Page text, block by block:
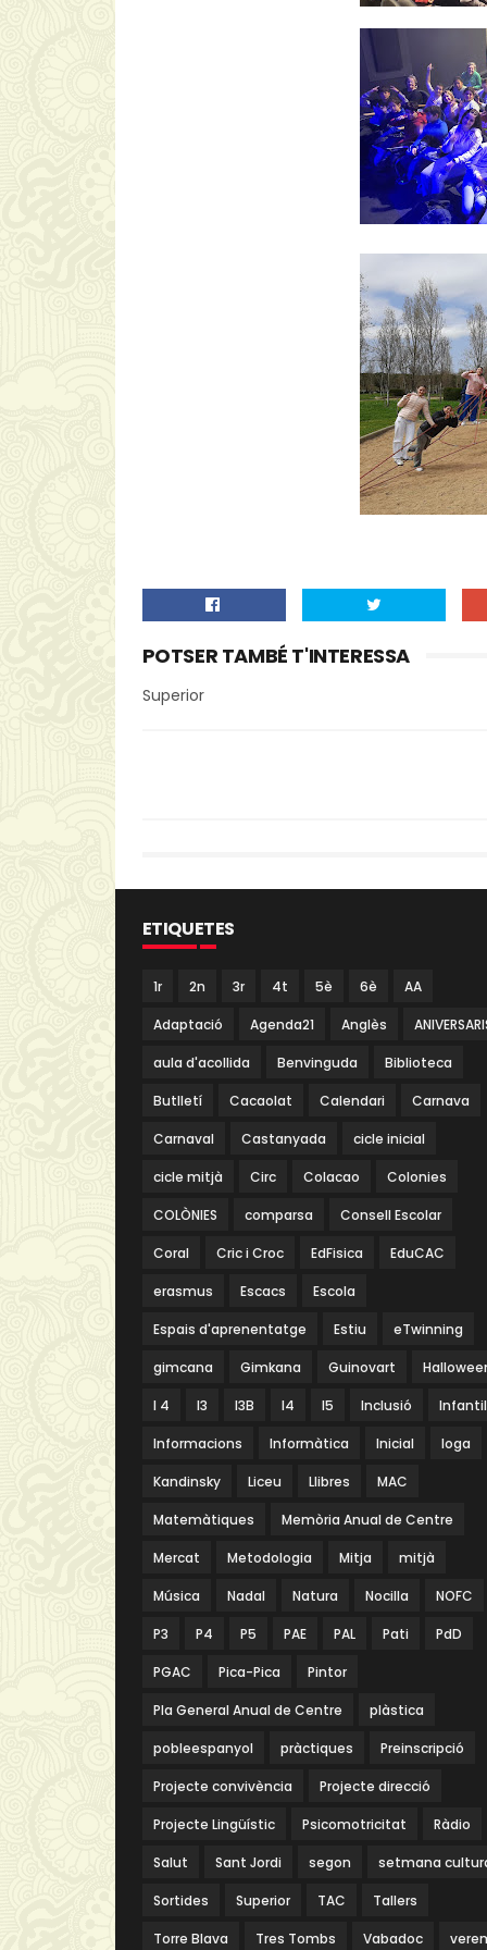
POTSER TAMBÉ T'INTERESSA
Superior
ETIQUETES
1r 2n 3r 4t 5è 6è AA
Adaptació Agenda21 Anglès
aula d'acollida Benvinguda Biblioteca
Butlletí Cacaolat Calendari Carnava
Carnaval Castanyada cicle inicial
cicle mitjà Circ Colacao Colonies
COLÒNIES comparsa Consell Escolar
Coral Cric i Croc EdFisica EduCAC
erasmus Escacs Escola
Espais d'aprenentatge Estiu eTwinning
gimcana Gimkana Guinovart
I 4 I3 I3B I4 I5 Inclusió Infantil
Informacions Informàtica Inicial Ioga
Kandinsky Liceu Llibres MAC
Matemàtiques Memòria Anual de Centre
Mercat Metodologia Mitja mitjà
Música Nadal Natura Nocilla NOFC
P3 P4 P5 PAE PAL Pati PdD
PGAC Pica-Pica Pintor
Pla General Anual de Centre plàstica
pobleespanyol pràctiques Preinscripció
Projecte convivència Projecte direcció
Projecte Lingüístic Psicomotricitat Ràdio
Salut Sant Jordi segon setmana
Sortides Superior TAC Tallers
Torre Blava Tres Tombs Vabadoc